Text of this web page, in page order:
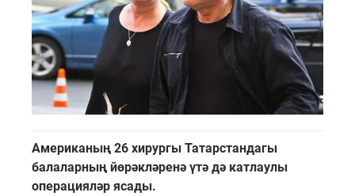
Американың 26 хирургы Татарстандагы
балаларның йөрәкләренә үтә дә катлаулы
операцияләр ясады.